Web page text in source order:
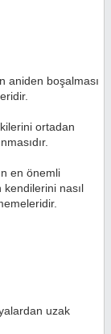
aniden boşalması
ortadan
en önemli
kendilerini nasıl
uzak